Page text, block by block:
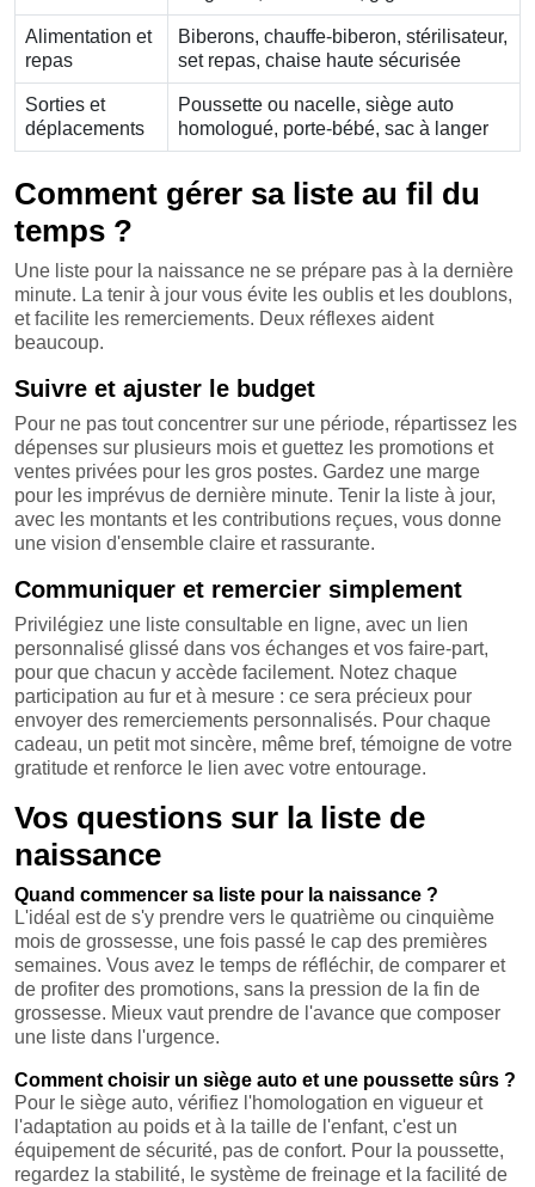
Alimentation et
repas
Biberons, chauffe-biberon, stérilisateur,
set repas, chaise haute sécurisée
Sorties et
déplacements
Poussette ou nacelle, siège auto
homologué, porte-bébé, sac à langer
Comment gérer sa liste au fil du
temps ?
Une liste pour la naissance ne se prépare pas à la dernière
minute. La tenir à jour vous évite les oublis et les doublons,
et facilite les remerciements. Deux réflexes aident
beaucoup.
Suivre et ajuster le budget
Pour ne pas tout concentrer sur une période, répartissez les
dépenses sur plusieurs mois et guettez les promotions et
ventes privées pour les gros postes. Gardez une marge
pour les imprévus de dernière minute. Tenir la liste à jour,
avec les montants et les contributions reçues, vous donne
une vision d'ensemble claire et rassurante.
Communiquer et remercier simplement
Privilégiez une liste consultable en ligne, avec un lien
personnalisé glissé dans vos échanges et vos faire-part,
pour que chacun y accède facilement. Notez chaque
participation au fur et à mesure : ce sera précieux pour
envoyer des remerciements personnalisés. Pour chaque
cadeau, un petit mot sincère, même bref, témoigne de votre
gratitude et renforce le lien avec votre entourage.
Vos questions sur la liste de
naissance
Quand commencer sa liste pour la naissance ?
L'idéal est de s'y prendre vers le quatrième ou cinquième
mois de grossesse, une fois passé le cap des premières
semaines. Vous avez le temps de réfléchir, de comparer et
de profiter des promotions, sans la pression de la fin de
grossesse. Mieux vaut prendre de l'avance que composer
une liste dans l'urgence.
Comment choisir un siège auto et une poussette sûrs ?
Pour le siège auto, vérifiez l'homologation en vigueur et
l'adaptation au poids et à la taille de l'enfant, c'est un
équipement de sécurité, pas de confort. Pour la poussette,
regardez la stabilité, le système de freinage et la facilité de